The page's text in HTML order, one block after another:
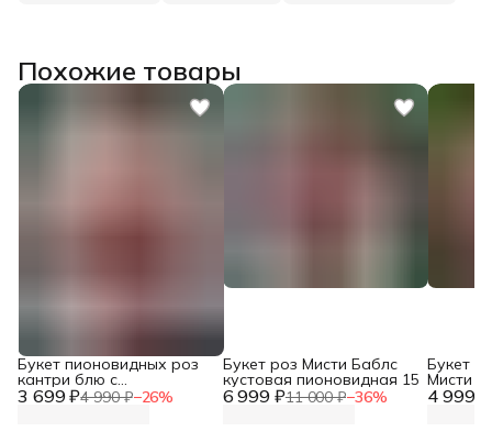
Похожие товары
3 699 ₽4 990 ₽−26%
Букет пионовидных роз
кантри блю с
альстромериями 6 999 ₽11 000 ₽−36%
Букет роз Мисти Баблс
кустовая пионовидная 15
4 999 ₽
Букет
Мисти